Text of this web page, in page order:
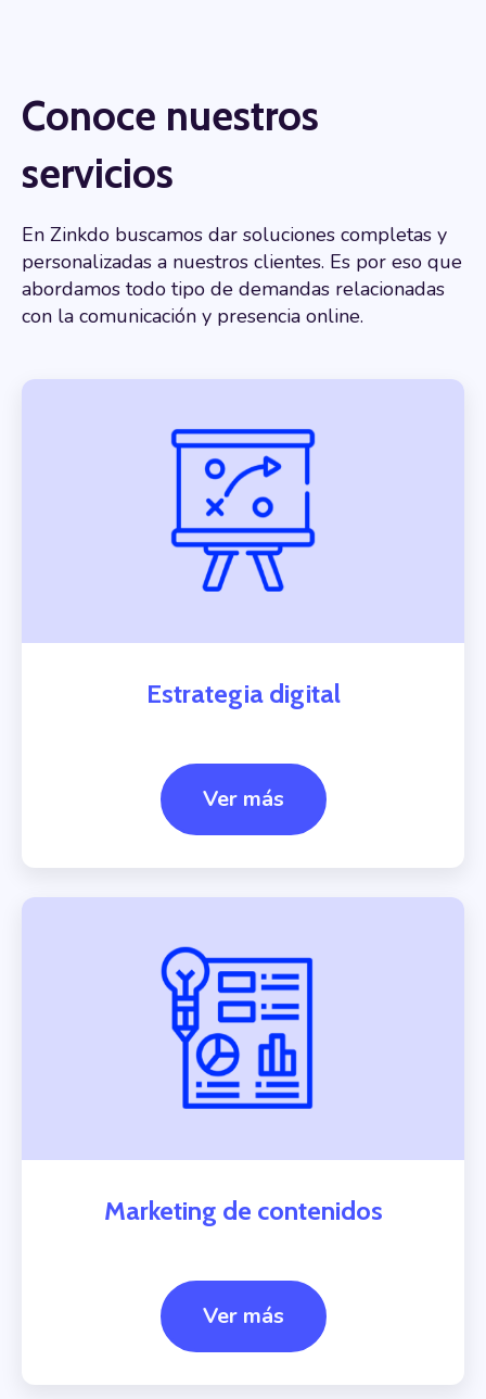
Conoce nuestros
servicios
En Zinkdo buscamos dar soluciones completas y
personalizadas a nuestros clientes. Es por eso que
abordamos todo tipo de demandas relacionadas
con la comunicación y presencia online.
Estrategia digital
Ver más
Marketing de contenidos
Ver más